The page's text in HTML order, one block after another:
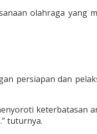
olahraga yang
persiapan dan
keterbatasan
tuturnya.